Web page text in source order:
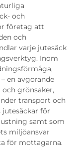
och
företag att
och
varje jutesäck
Inom
en avgörande
grönsaker,
transport och
jutesäckar för
samt som
miljöansvar
för mottagarna.